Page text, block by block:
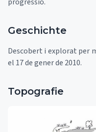
Geschichte
Descobert i explorat per
el 17 de gener de 2010.
Topografie